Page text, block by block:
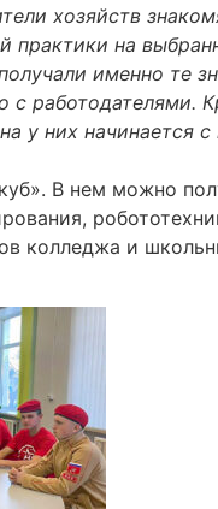
хозяйств
практики на
именно те
с работодателями.
у них начинается
В нем можно
колледжа и